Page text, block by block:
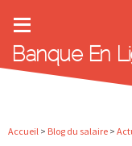
Banque En
Accueil > Blog du salaire >